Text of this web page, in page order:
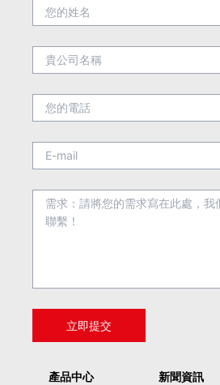
產品中心 新聞資訊